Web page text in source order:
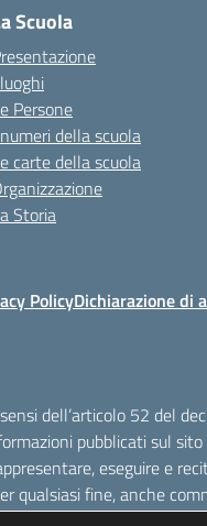
Scuola
Persone
della scuola
carte della scuola
Storia
PolicyDichiarazione di
dell’articolo 52 del
pubblicati sul
eseguire e
qualsiasi fine, anche